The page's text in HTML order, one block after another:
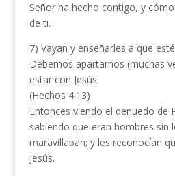
Señor ha hecho contigo, y
de ti.
7) Vayan y enseñarles a que
Debemos apartarnos (muchas
estar con Jesús.
(Hechos 4:13)
Entonces viendo el denuedo de
sabiendo que eran hombres sin
maravillaban; y les reconocían
Jesús.